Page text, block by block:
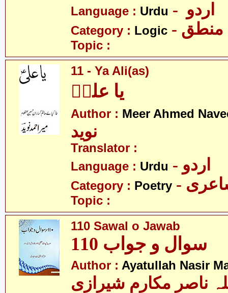
Language : Urdu
Category : Logic - منطق
Topic :
11 - Ya Ali(as)
یا علیؑ
Author : Meer Ahmed
نوید
Translator :
Language : Urdu - اردو
Category : Poetry
Topic :
110 Sawal o Jawab
سوال و جواب 110
Author : Ayatullah Nasir
ناصر مکارم شیرازی